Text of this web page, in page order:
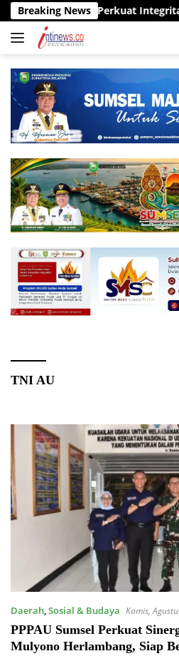
Langsung
ke
konten
Breaking News
Perkuat Integritas dan
TNI AU
Daerah,Sosial & Budaya Kamis,
PPPAU Sumsel Perkuat
Mulyono Herlambang, Siap